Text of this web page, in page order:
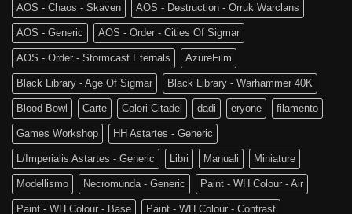
AOS - Chaos - Skaven AOS - Destruction - Orruk Warclans
AOS - Generic AOS - Order - Cities Of Sigmar
AOS - Order - Stormcast Eternals AzureFilm
Black Library - Age Of Sigmar Black Library - Warhammer 40K
Blood Bowl Carte Colori Citadel dadi eryone filamento
Games Workshop HH Astartes - Generic
L/Imperialis Astartes - Generic Libri Manuali Miniature
Modellismo Necromunda - Generic Paint - WH Colour - Air
Paint - WH Colour - Base Paint - WH Colour - Contrast